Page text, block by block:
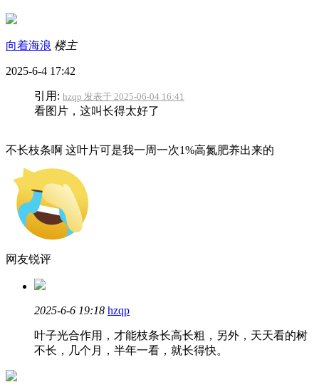
向着海浪 楼主
2025-6-4 17:42
引用: hzqp 发表于 2025-06-04 16:41
看图片，这叫长得太好了
不长枝条啊 这叶片可是我一周一次1%高氮肥养出来的
网友锐评
2025-6-6 19:18 hzqp
叶子光合作用，才能枝条长高长粗，另外，天天看的树
不长，几个月，半年一看，就长得快。